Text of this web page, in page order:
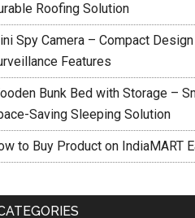
Roofing Solution
Spy Camera – Compact
Features
Bunk Bed with Storage –
Saving Sleeping Solution
to Buy Product on IndiaMART